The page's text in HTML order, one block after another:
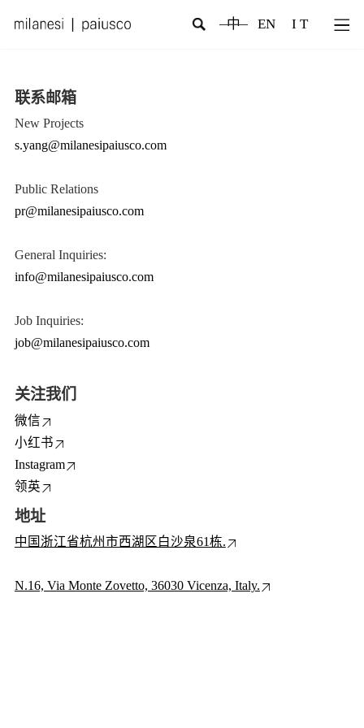
中 EN I T
联系邮箱
New Projects
s.yang@milanesipaiusco.com
Public Relations
pr@milanesipaiusco.com
General Inquiries:
info@milanesipaiusco.com
Job Inquiries:
job@milanesipaiusco.com
关注我们
微信
小红书
Instagram
领英
地址
中国浙江省杭州市西湖区白沙泉61栋.
N.16, Via Monte Zovetto, 36030 Vicenza, Italy.